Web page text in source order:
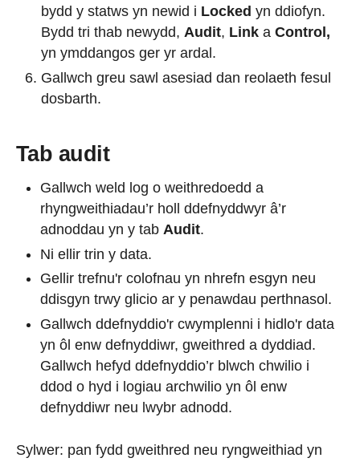
bydd y statws yn newid i Locked yn ddiofyn.
Bydd tri thab newydd, Audit, Link a Control,
yn ymddangos ger yr ardal.
Gallwch greu sawl asesiad dan reolaeth fesul
dosbarth.
Tab audit
Gallwch weld log o weithredoedd a
rhyngweithiadau’r holl ddefnyddwyr â’r
adnoddau yn y tab Audit.
Ni ellir trin y data.
Gellir trefnu'r colofnau yn nhrefn esgyn neu
ddisgyn trwy glicio ar y penawdau perthnasol.
Gallwch ddefnyddio'r cwymplenni i hidlo'r data
yn ôl enw defnyddiwr, gweithred a dyddiad.
Gallwch hefyd ddefnyddio’r blwch chwilio i
ddod o hyd i logiau archwilio yn ôl enw
defnyddiwr neu lwybr adnodd.
Sylwer: pan fydd gweithred neu ryngweithiad yn